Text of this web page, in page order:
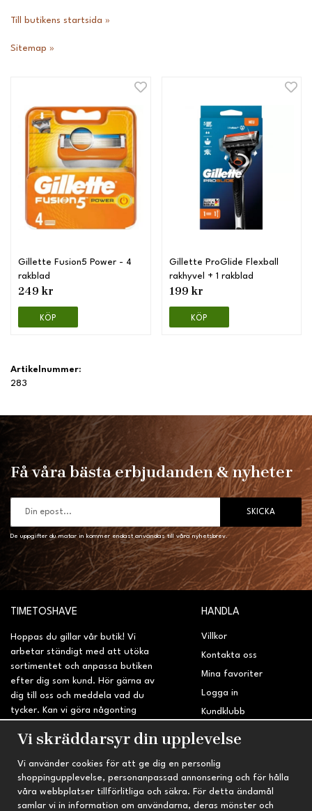
Till butikens startsida »
Sitemap »
Gillette Fusion5 Power - 4
rakblad
249 kr
KÖP
Gillette ProGlide Flexball
rakhyvel + 1 rakblad
199 kr
KÖP
Artikelnummer:
283
Få våra bästa erbjudanden & nyheter
SKICKA
De uppgifter du matar in kommer endast användas till våra nyhetsbrev.
TIMETOSHAVE
Hoppas du gillar vår butik! Vi
arbetar ständigt med att utöka
sortimentet och anpassa butiken
efter dig som kund. Hör gärna av
dig till oss och meddela vad du
tycker. Kan vi göra någonting
sidan?
HANDLA
Villkor
Kontakta oss
Mina favoriter
Logga in
Kundklubb
Retur & Reklamation
INFORMATION
Om oss
TRYGG HANDEL
Fri frakt vid köp över 695 kr
Vi skräddarsyr din upplevelse
Vi använder cookies för att ge dig en personlig
shoppingupplevelse, personanpassad annonsering och för hålla
våra webbplatser tillförlitliga och säkra. För detta ändamål
samlar vi in information om användarna, deras mönster och